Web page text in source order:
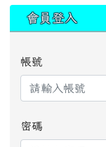
會員登入
帳號
密碼